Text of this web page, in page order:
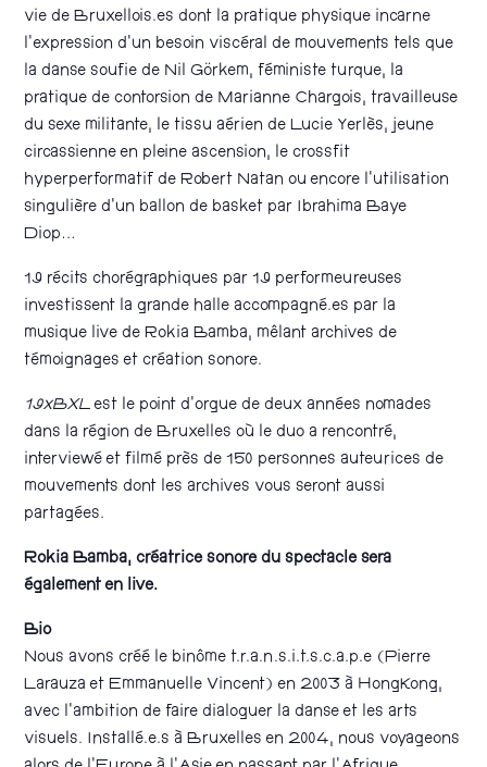
vie de Bruxellois.es dont la pratique physique incarne
l’expression d’un besoin viscéral de mouvements tels que
la danse soufie de Nil Görkem, féministe turque, la
pratique de contorsion de Marianne Chargois, travailleuse
du sexe militante, le tissu aérien de Lucie Yerlès, jeune
circassienne en pleine ascension, le crossfit
hyperperformatif de Robert Natan ou encore l’utilisation
singulière d’un ballon de basket par Ibrahima Baye
Diop…
19 récits chorégraphiques par 19 performeureuses
investissent la grande halle accompagné.es par la
musique live de Rokia Bamba, mêlant archives de
témoignages et création sonore.
19xBXL est le point d’orgue de deux années nomades
dans la région de Bruxelles où le duo a rencontré,
interviewé et filmé près de 150 personnes auteurices de
mouvements dont les archives vous seront aussi
partagées.
Rokia Bamba, créatrice sonore du spectacle sera
également en live.
Bio
Nous avons créé le binôme t.r.a.n.s.i.t.s.c.a.p.e (Pierre
Larauza et Emmanuelle Vincent) en 2003 à HongKong,
avec l’ambition de faire dialoguer la danse et les arts
visuels. Installé.e.s à Bruxelles en 2004, nous voyageons